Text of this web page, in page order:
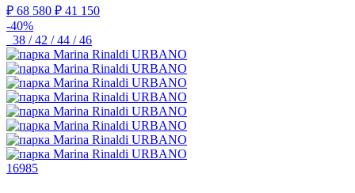
₽ 68 580 ₽ 41 150
-40%
38 / 42 / 44 / 46
16985